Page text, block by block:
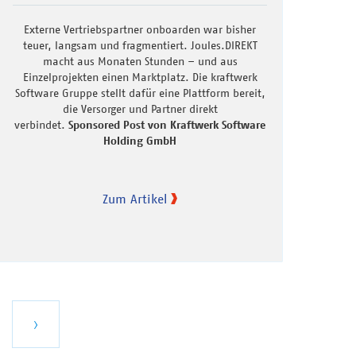
Externe Vertriebspartner onboarden war bisher
teuer, langsam und fragmentiert. Joules.DIREKT
macht aus Monaten Stunden – und aus
Einzelprojekten einen Marktplatz. Die kraftwerk
Software Gruppe stellt dafür eine Plattform bereit,
die Versorger und Partner direkt
verbindet. Sponsored Post von Kraftwerk Software
Holding GmbH
Zum Artikel
Nächste
›